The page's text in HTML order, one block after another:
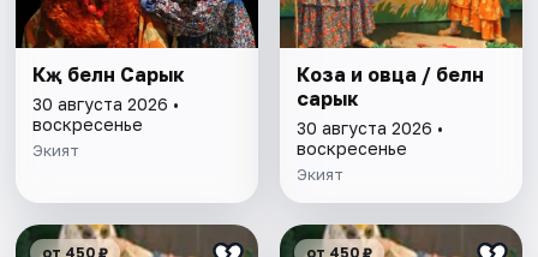
Кәҗә белән Сарык
30 августа 2026 •
воскресенье
Экият
Коза и овца / белән
сарык
30 августа 2026 •
воскресенье
Экият
от 450 ₽ от 450 ₽